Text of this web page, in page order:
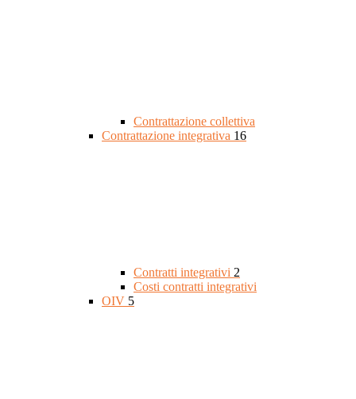
Contrattazione collettiva
Contrattazione integrativa 16
Contratti integrativi 2
Costi contratti integrativi
OIV 5